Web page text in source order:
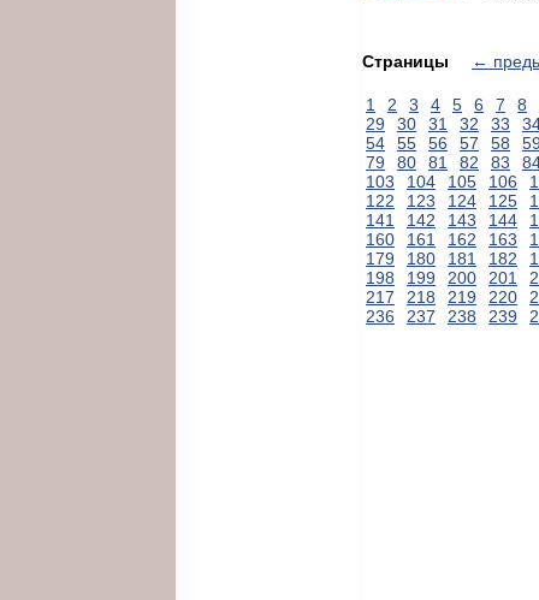
Страницы ←
1 2 3 4 5 6 7
8
29
30 31 32 33
54
55 56 57 58
79
80 81 82 83
103
104 105 106
122
123 124 125
141
142 143 144
160
161 162 163
179
180 181 182
198
199 200 201
217
218 219 220
236
237 238 239